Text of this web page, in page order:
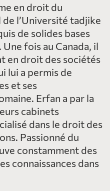
en droit du
l’Université tadjike
de solides bases
fois au Canada, il
en droit des sociétés
lui a permis de
et ses
Erfan a par la
cabinets
dans le droit des
Passionné du
constamment des
connaissances dans